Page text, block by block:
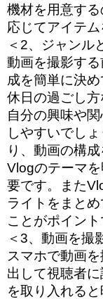
機材を用意す
応じてアイテム
＜2、ジャンル
動画を撮影す
成を簡単に決
休日の過ごし
自分の興味や
しやすいでし
り、動画の構
Vlogのテーマ
要です。また
ライトをまと
ことがポイント
＜3、動画を撮
スマホで動画
出して視聴者
を取り入れる